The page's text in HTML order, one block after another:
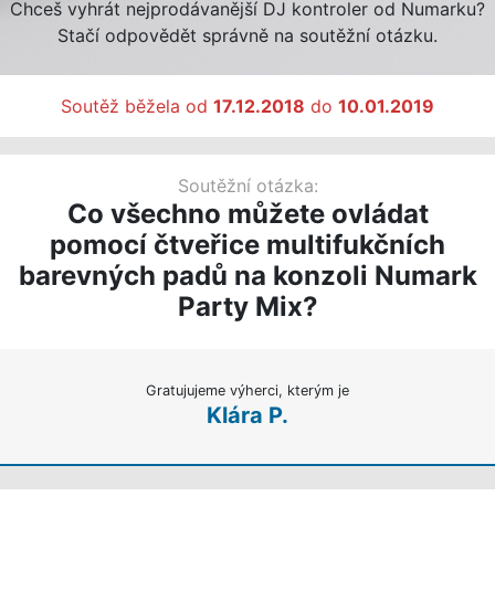
Chceš vyhrát nejprodávanější DJ kontroler od Numarku?
Stačí odpovědět správně na soutěžní otázku.
Soutěž běžela od 17.12.2018 do 10.01.2019
Soutěžní otázka:
Co všechno můžete ovládat
pomocí čtveřice multifukčních
barevných padů na konzoli Numark
Party Mix?
Gratujujeme výherci, kterým je
Klára P.